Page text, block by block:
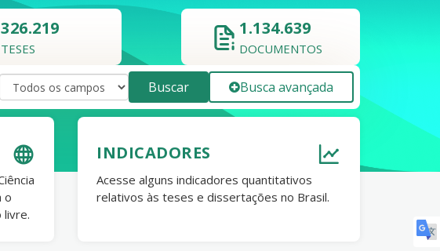
326.219
TESES
1.134.639
DOCUMENTOS
Buscar Busca avançada
o
livre.
INDICADORES
Acesse alguns indicadores quantitativos
relativos às teses e dissertações no Brasil.